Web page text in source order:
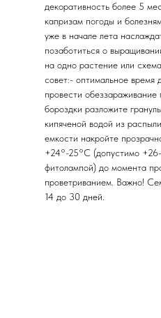
декоративность более 5
капризам погоды и
уже в начале лета
позаботиться о
на одно растение или
совет:- оптимальное время
провести
бороздки разложите
кипяченой водой из
емкости накройте
+24°-25°С (допустимо
фитолампой) до момента
проветриванием. Важно!
14 до 30 дней.